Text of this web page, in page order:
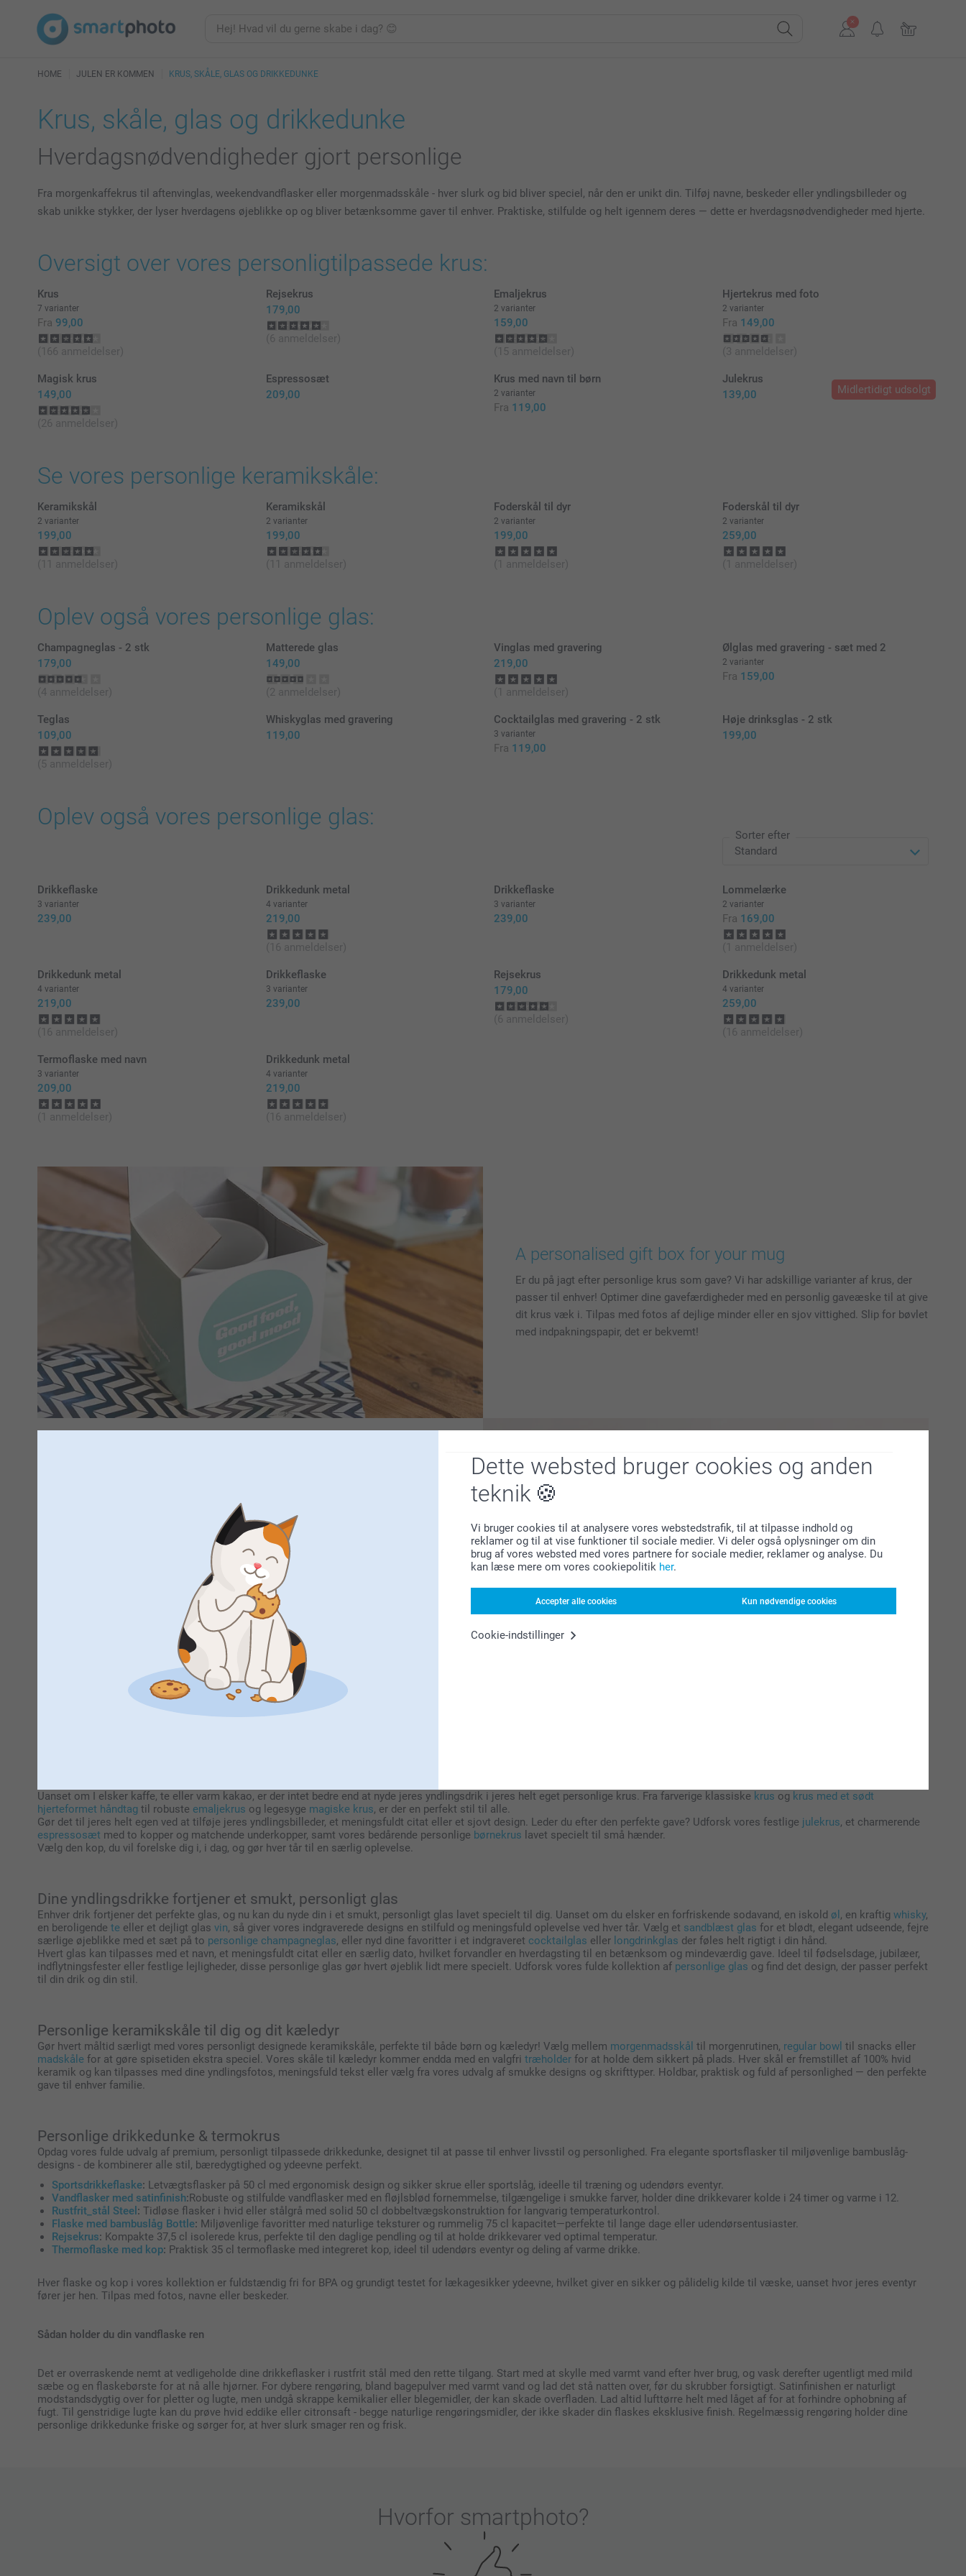
Dette websted bruger cookies og anden
teknik
Vi bruger cookies til at analysere vores webstedstrafik, til at tilpasse indhold og
reklamer og til at vise funktioner til sociale medier. Vi deler også oplysninger om din
brug af vores websted med vores partnere for sociale medier, reklamer og analyse. Du
kan læse mere om vores cookiepolitik her.
Accepter alle cookies Kun nødvendige cookies
Cookie-indstillinger
HOME JULEN ER KOMMEN KRUS, SKÅLE, GLAS OG DRIKKEDUNKE
Krus, skåle, glas og drikkedunke
Hverdagsnødvendigheder gjort personlige
Fra morgenkaffekrus til aftenvinglas, weekendvandflasker eller morgenmadsskåle - hver slurk og bid bliver speciel, når den er unikt din. Tilføj navne, beskeder eller yndlingsbilleder og
skab unikke stykker, der lyser hverdagens øjeblikke op og bliver betænksomme gaver til enhver. Praktiske, stilfulde og helt igennem deres — dette er hverdagsnødvendigheder med hjerte.
Oversigt over vores personligtilpassede krus:
Krus
7 varianter
Fra 99,00
(166 anmeldelser)
Rejsekrus
179,00
(6 anmeldelser)
Emaljekrus
2 varianter
159,00
(15 anmeldelser)
Hjertekrus med foto
2 varianter
Fra 149,00
(3 anmeldelser)
Magisk krus
149,00
(26 anmeldelser)
Espressosæt
209,00
Krus med navn til børn
2 varianter
Fra 119,00
Midlertidigt udsolgt
Julekrus
139,00
Se vores personlige keramikskåle:
Keramikskål
2 varianter
199,00
(11 anmeldelser)
Keramikskål
2 varianter
199,00
(11 anmeldelser)
Foderskål til dyr
2 varianter
199,00
(1 anmeldelser)
Foderskål til dyr
2 varianter
259,00
(1 anmeldelser)
Oplev også vores personlige glas:
Champagneglas - 2 stk
179,00
(4 anmeldelser)
Matterede glas
149,00
(2 anmeldelser)
Vinglas med gravering
219,00
(1 anmeldelser)
Ølglas med gravering - sæt med 2
2 varianter
Fra 159,00
Teglas
109,00
(5 anmeldelser)
Whiskyglas med gravering
119,00
Cocktailglas med gravering - 2 stk
3 varianter
Fra 119,00
Høje drinksglas - 2 stk
199,00
Oplev også vores personlige glas:
Sorter efter
Drikkeflaske
3 varianter
239,00
Drikkedunk metal
4 varianter
219,00
(16 anmeldelser)
Drikkeflaske
3 varianter
239,00
Lommelærke
2 varianter
Fra 169,00
(1 anmeldelser)
Drikkedunk metal
4 varianter
219,00
(16 anmeldelser)
Drikkeflaske
3 varianter
239,00
Rejsekrus
179,00
(6 anmeldelser)
Drikkedunk metal
4 varianter
259,00
(16 anmeldelser)
Termoflaske med navn
3 varianter
209,00
(1 anmeldelser)
Drikkedunk metal
4 varianter
219,00
(16 anmeldelser)
A personalised gift box for your mug
Er du på jagt efter personlige krus som gave? Vi har adskillige varianter af krus, der
passer til enhver! Optimer dine gavefærdigheder med en personlig gaveæske til at give
dit krus væk i. Tilpas med fotos af dejlige minder eller en sjov vittighed. Slip for bøvlet
med indpakningspapir, det er bekvemt!
Med personlig tilpassede produkter er det nemt at finde en gave til enhver lejlighed
eller bare noget at forkæle dig selv med. se alle mulighederne på vores
side og begynd at skabe velsmagende, personlige gaver! Her er allerede nogle ideer:
til en fødselsdagsfest, en kagedåse metal
til en særlig lejlighed. Med så mange produkter at vælge
imellem finder du helt sikkert, hvad du leder efter!
Personlige krus, skåle, glas og drikkeflasker: Tilføj dit personlige præg
Uanset om I elsker kaffe, te eller varm kakao, er der intet bedre end at nyde jeres yndlingsdrik i jeres helt eget personlige krus. Fra farverige klassiske krus og krus med et sødt
hjerteformet håndtag til robuste emaljekrus og legesyge magiske krus, er der en perfekt stil til alle.
Gør det til jeres helt egen ved at tilføje jeres yndlingsbilleder, et meningsfuldt citat eller et sjovt design. Leder du efter den perfekte gave? Udforsk vores festlige julekrus, et charmerende
espressosæt med to kopper og matchende underkopper, samt vores bedårende personlige børnekrus lavet specielt til små hænder.
Vælg den kop, du vil forelske dig i, i dag, og gør hver tår til en særlig oplevelse.
Dine yndlingsdrikke fortjener et smukt, personligt glas
Enhver drik fortjener det perfekte glas, og nu kan du nyde din i et smukt, personligt glas lavet specielt til dig. Uanset om du elsker en forfriskende sodavand, en iskold øl , en kraftig whisky,
en beroligende te eller et dejligt glas vin, så giver vores indgraverede designs en stilfuld og meningsfuld oplevelse ved hver tår. Vælg et sandblæst glas for et blødt, elegant udseende, fejre
særlige øjeblikke med et sæt på to personlige champagneglas, eller nyd dine favoritter i et indgraveret cocktailglas eller longdrinkglas der føles helt rigtigt i din hånd.
Hvert glas kan tilpasses med et navn, et meningsfuldt citat eller en særlig dato, hvilket forvandler en hverdagsting til en betænksom og mindeværdig gave. Ideel til fødselsdage, jubilæer,
indflytningsfester eller festlige lejligheder, disse personlige glas gør hvert øjeblik lidt mere specielt. Udforsk vores fulde kollektion af personlige glas og find det design, der passer perfekt
til din drik og din stil.
Personlige keramikskåle til dig og dit kæledyr
Gør hvert måltid særligt med vores personligt designede keramikskåle, perfekte til både børn og kæledyr! Vælg mellem morgenmadsskål til morgenrutinen, regular bowl til snacks eller
madskåle for at gøre spisetiden ekstra speciel. Vores skåle til kæledyr kommer endda med en valgfri træholder for at holde dem sikkert på plads. Hver skål er fremstillet af 100% hvid
keramik og kan tilpasses med dine yndlingsfotos, meningsfuld tekst eller vælg fra vores udvalg af smukke designs og skrifttyper. Holdbar, praktisk og fuld af personlighed — den perfekte
gave til enhver familie.
Personlige drikkedunke & termokrus
Opdag vores fulde udvalg af premium, personligt tilpassede drikkedunke, designet til at passe til enhver livsstil og personlighed. Fra elegante sportsflasker til miljøvenlige bambuslåg-
designs - de kombinerer alle stil, bæredygtighed og ydeevne perfekt.
Sportsdrikkeflaske: Letvægtsflasker på 50 cl med ergonomisk design og sikker skrue eller sportslåg, ideelle til træning og udendørs eventyr.
Vandflasker med satinfinish:Robuste og stilfulde vandflasker med en fløjlsblød fornemmelse, tilgængelige i smukke farver, holder dine drikkevarer kolde i 24 timer og varme i 12.
Rustfrit_stål Steel : Tidløse flasker i hvid eller stålgrå med solid 50 cl dobbeltvægskonstruktion for langvarig temperaturkontrol.
Flaske med bambuslåg Bottle: Miljøvenlige favoritter med naturlige teksturer og rummelig 75 cl kapacitet—perfekte til lange dage eller udendørsentusiaster.
Rejsekrus: Kompakte 37,5 cl isolerede krus, perfekte til den daglige pendling og til at holde drikkevarer ved optimal temperatur.
Thermoflaske med kop: Praktisk 35 cl termoflaske med integreret kop, ideel til udendørs eventyr og deling af varme drikke.
Hver flaske og kop i vores kollektion er fuldstændig fri for BPA og grundigt testet for lækagesikker ydeevne, hvilket giver en sikker og pålidelig kilde til væske, uanset hvor jeres eventyr
fører jer hen. Tilpas med fotos, navne eller beskeder.
Sådan holder du din vandflaske ren
Det er overraskende nemt at vedligeholde dine drikkeflasker i rustfrit stål med den rette tilgang. Start med at skylle med varmt vand efter hver brug, og vask derefter ugentligt med mild
sæbe og en flaskebørste for at nå alle hjørner. For dybere rengøring, bland bagepulver med varmt vand og lad det stå natten over, før du skrubber forsigtigt. Satinfinishen er naturligt
modstandsdygtig over for pletter og lugte, men undgå skrappe kemikalier eller blegemidler, der kan skade overfladen. Lad altid lufttørre helt med låget af for at forhindre ophobning af
fugt. Til genstridige lugte kan du prøve hvid eddike eller citronsaft - begge naturlige rengøringsmidler, der ikke skader din flaskes eksklusive finish. Regelmæssig rengøring holder dine
personlige drikkedunke friske og sørger for, at hver slurk smager ren og frisk.
Hvorfor smartphoto?